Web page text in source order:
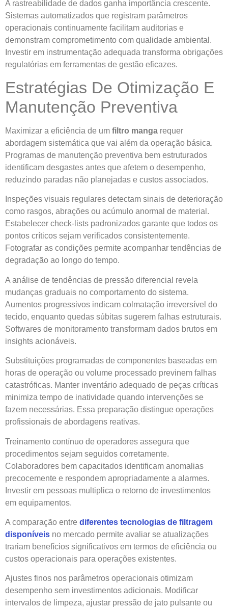
A rastreabilidade de dados ganha importância crescente.
Sistemas automatizados que registram parâmetros
operacionais continuamente facilitam auditorias e
demonstram comprometimento com qualidade ambiental.
Investir em instrumentação adequada transforma obrigações
regulatórias em ferramentas de gestão eficazes.
Estratégias De Otimização E
Manutenção Preventiva
Maximizar a eficiência de um filtro manga requer
abordagem sistemática que vai além da operação básica.
Programas de manutenção preventiva bem estruturados
identificam desgastes antes que afetem o desempenho,
reduzindo paradas não planejadas e custos associados.
Inspeções visuais regulares detectam sinais de deterioração
como rasgos, abrações ou acúmulo anormal de material.
Estabelecer check-lists padronizados garante que todos os
pontos críticos sejam verificados consistentemente.
Fotografar as condições permite acompanhar tendências de
degradação ao longo do tempo.
A análise de tendências de pressão diferencial revela
mudanças graduais no comportamento do sistema.
Aumentos progressivos indicam colmatação irreversível do
tecido, enquanto quedas súbitas sugerem falhas estruturais.
Softwares de monitoramento transformam dados brutos em
insights acionáveis.
Substituições programadas de componentes baseadas em
horas de operação ou volume processado previnem falhas
catastróficas. Manter inventário adequado de peças críticas
minimiza tempo de inatividade quando intervenções se
fazem necessárias. Essa preparação distingue operações
profissionais de abordagens reativas.
Treinamento contínuo de operadores assegura que
procedimentos sejam seguidos corretamente.
Colaboradores bem capacitados identificam anomalias
precocemente e respondem apropriadamente a alarmes.
Investir em pessoas multiplica o retorno de investimentos
em equipamentos.
A comparação entre diferentes tecnologias de filtragem
disponíveis no mercado permite avaliar se atualizações
trariam benefícios significativos em termos de eficiência ou
custos operacionais para operações existentes.
Ajustes finos nos parâmetros operacionais otimizam
desempenho sem investimentos adicionais. Modificar
intervalos de limpeza, ajustar pressão de jato pulsante ou